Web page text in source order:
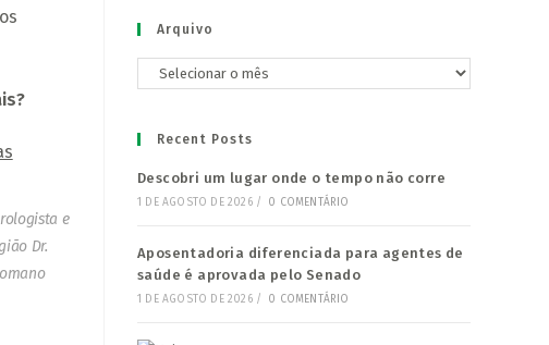
e
Dr.
Arquivo
Arquivo
Recent Posts
Descobri um lugar onde o tempo não corre
1 DE AGOSTO DE 2026 / 0 COMENTÁRIO
Aposentadoria diferenciada para agentes de
saúde é aprovada pelo Senado
1 DE AGOSTO DE 2026 / 0 COMENTÁRIO